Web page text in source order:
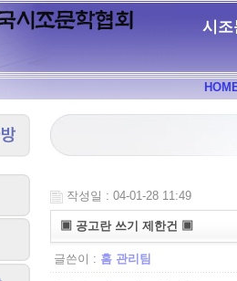
시조
작성일 : 04-01-28 11:49
▣ 공고란 쓰기 제한건 ▣
글쓴이 : 홈 관리팀